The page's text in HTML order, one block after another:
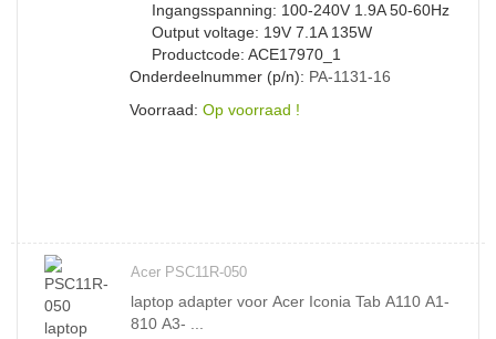
Ingangsspanning: 100-240V 1.9A 50-60Hz
Output voltage: 19V 7.1A 135W
Productcode: ACE17970_1
Onderdeelnummer (p/n): PA-1131-16
Voorraad: Op voorraad !
Acer PSC11R-050
laptop adapter voor Acer Iconia Tab A110 A1-